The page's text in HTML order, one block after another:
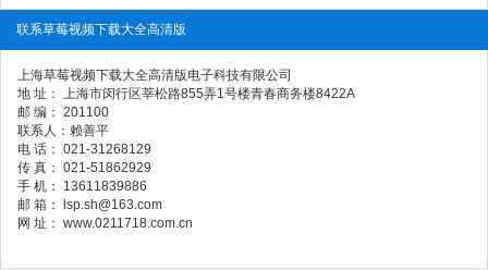
联系草莓视频下载大全高清版
上海草莓视频下载大全高清版电子科技有限公司
地 址： 上海市闵行区莘松路855弄1号楼青春商务楼8422A
邮 编： 201100
联系人：赖善平
电 话： 021-31268129
传 真： 021-51862929
手 机： 13611839886
邮 箱： lsp.sh@163.com
网 址： www.0211718.com.cn